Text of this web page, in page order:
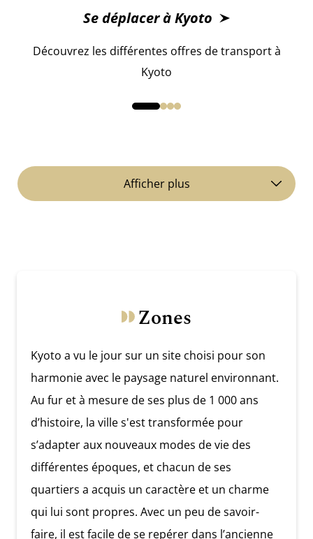
Se déplacer à Kyoto
Découvrez les différentes offres de transport à
Kyoto
Afficher plus
Zones
Kyoto a vu le jour sur un site choisi pour son
harmonie avec le paysage naturel environnant.
Au fur et à mesure de ses plus de 1 000 ans
d’histoire, la ville s'est transformée pour
s’adapter aux nouveaux modes de vie des
différentes époques, et chacun de ses
quartiers a acquis un caractère et un charme
qui lui sont propres. Avec un peu de savoir-
faire, il est facile de se repérer dans l’ancienne